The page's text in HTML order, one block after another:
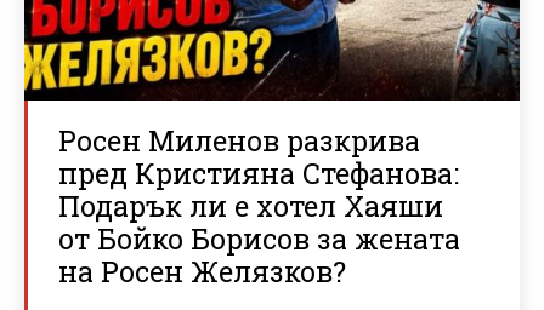
Росен Миленов разкрива
пред Кристияна Стефанова:
Подарък ли е хотел Хаяши
от Бойко Борисов за жената
на Росен Желязков?